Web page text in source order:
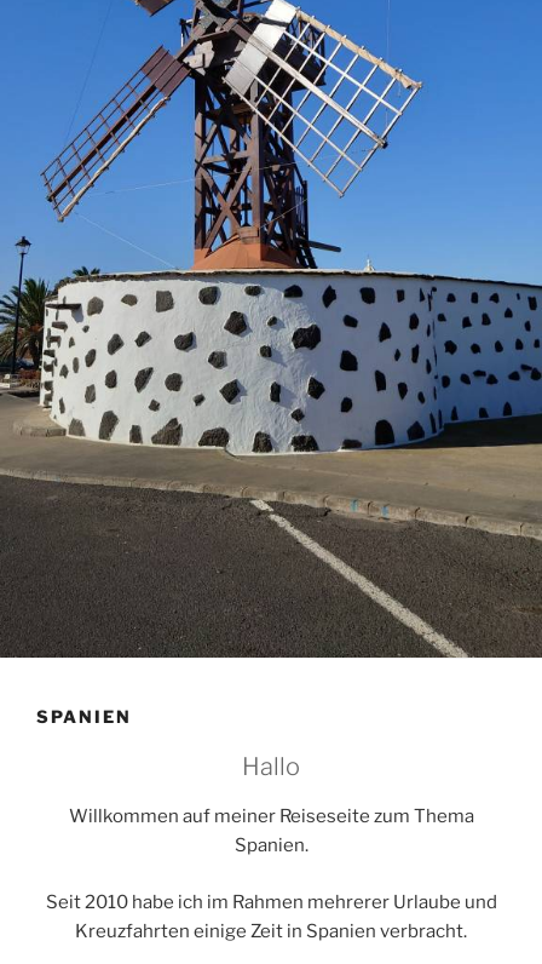
SPANIEN
Hallo
Willkommen auf meiner Reiseseite zum Thema
Spanien.
Seit 2010 habe ich im Rahmen mehrerer Urlaube und
Kreuzfahrten einige Zeit in Spanien verbracht.